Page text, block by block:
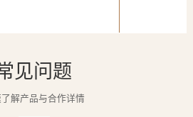
见问题
解产品与合作详情